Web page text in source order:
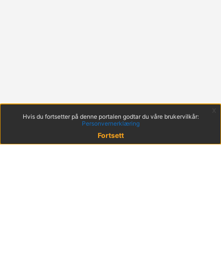
Hvis du fortsetter på denne portalen godtar du våre brukervilkår:
Personvernerklæring
Fortsett
x